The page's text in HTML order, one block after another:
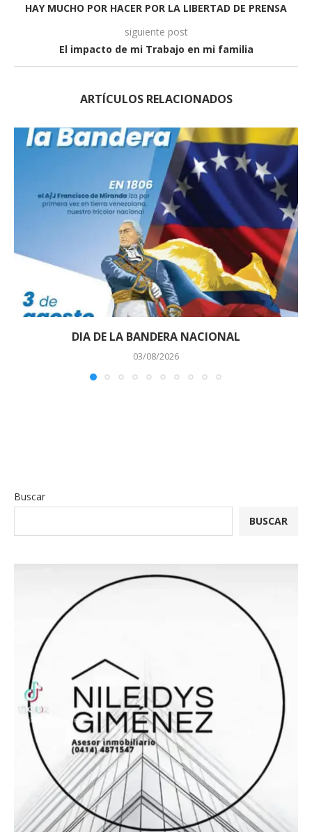
HAY MUCHO POR HACER POR LA LIBERTAD DE PRENSA
siguiente post
El impacto de mi Trabajo en mi familia
ARTÍCULOS RELACIONADOS
DIA DE LA BANDERA NACIONAL
03/08/2026
Buscar
BUSCAR